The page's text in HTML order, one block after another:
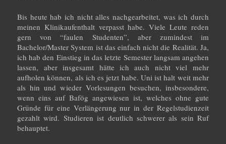
Bis heute hab ich nicht alles nachgearbeitet, was ich durch
meinen Klinikaufenthalt verpasst habe. Viele Leute reden
gern von “faulen Studenten”, aber zumindest im
Bachelor/Master System ist das einfach nicht die Realität. Ja,
ich hab den Einstieg in das letzte Semester langsam angehen
lassen, aber insgesamt hätte ich auch nicht viel mehr
aufholen können, als ich es jetzt habe. Uni ist halt weit mehr
als hin und wieder Vorlesungen besuchen, insbesondere,
wenn eins auf Bafög angewiesen ist, welches ohne gute
Gründe für eine Verlängerung nur in der Regelstudienzeit
gezahlt wird. Studieren ist deutlich schwerer als sein Ruf
behauptet.